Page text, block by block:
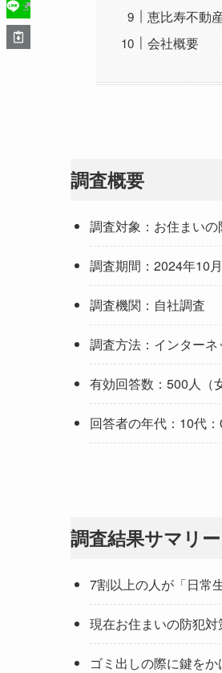
恵比寿不動
会社概要
調査概要
調査対象：お住まい
調査期間：2024年10
調査機関：自社調査
調査方法：インター
有効回答数：500人（
回答者の年代：10代
調査結果サマリー
7割以上の人が「日常
現在お住まいの防犯対
ゴミ出しの際に鍵を